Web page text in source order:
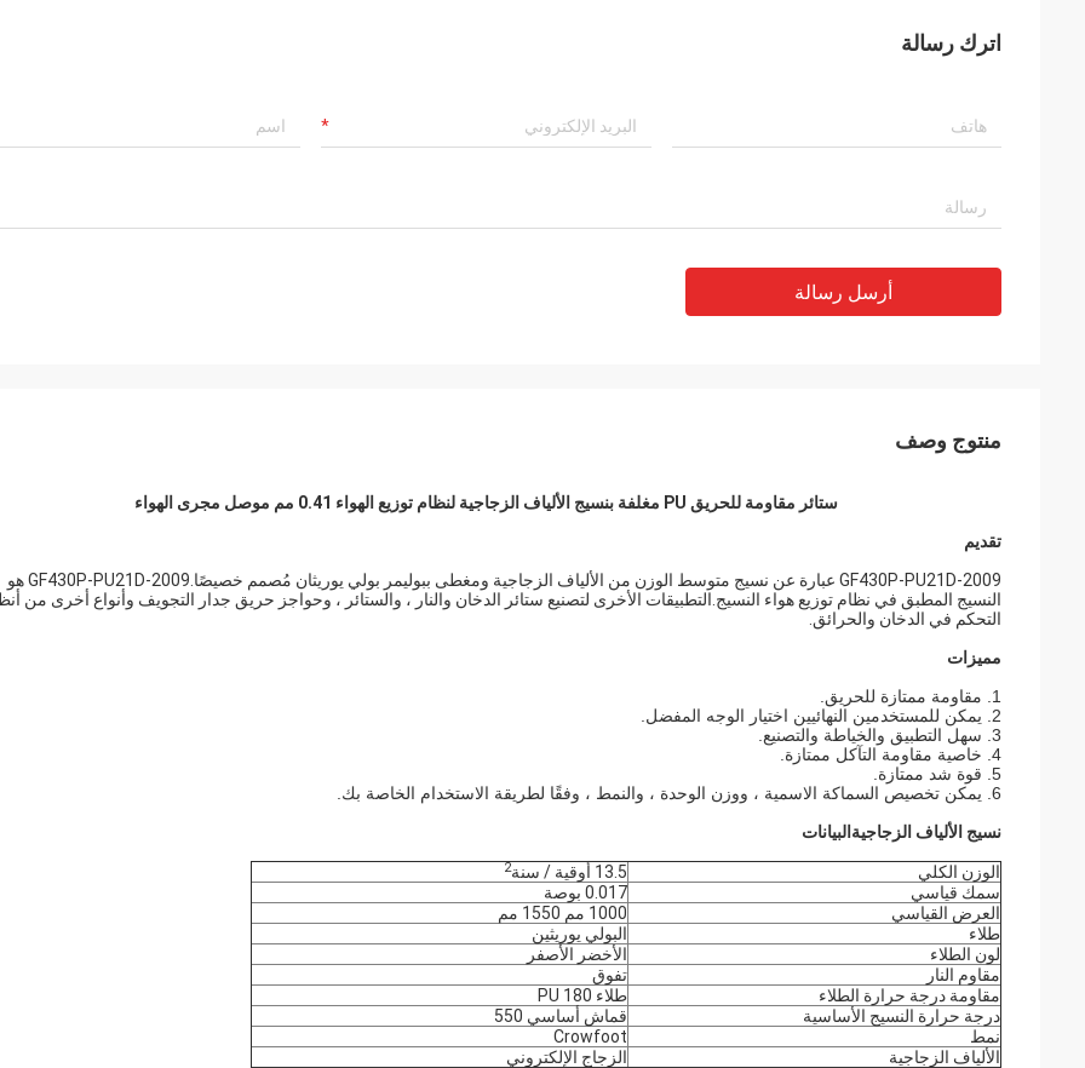
اترك رسالة
أرسل رسالة
منتوج وصف
ستائر مقاومة للحريق PU مغلفة بنسيج الألياف الزجاجية لنظام توزيع الهواء 0.41 مم موصل مجرى الهواء
تقديم
GF430P-PU21D-2009 عبارة عن نسيج متوسط ​​الوزن من الألياف الزجاجية ومغطى ببوليمر بولي يوريثان مُصمم خصيصًا.GF430P-PU21D-2009 هو
النسيج المطبق في نظام توزيع هواء النسيج.التطبيقات الأخرى لتصنيع ستائر الدخان والنار ، والستائر ، وحواجز حريق جدار التجويف وأنواع أخرى من
التحكم في الدخان والحرائق.
مميزات
1. مقاومة ممتازة للحريق.
2. يمكن للمستخدمين النهائيين اختيار الوجه المفضل.
3. سهل التطبيق والخياطة والتصنيع.
4. خاصية مقاومة التآكل ممتازة.
5. قوة شد ممتازة.
6. يمكن تخصيص السماكة الاسمية ، ووزن الوحدة ، والنمط ، وفقًا لطريقة الاستخدام الخاصة بك.
نسيج الألياف الزجاجية البيانات
الوزن الكلي 13.5 أوقية / سنة 2
سمك قياسي
0.017 بوصة
العرض القياسي
1000 مم 1550 مم
طلاء
البولي يوريثين
لون الطلاء
الأخضر الأصفر
مقاوم النار
تفوق
مقاومة درجة حرارة الطلاء
طلاء PU 180
درجة حرارة النسيج الأساسية
قماش أساسي 550
نمط
Crowfoot
الألياف الزجاجية
الزجاج الإلكتروني